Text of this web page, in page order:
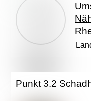
Punkt 3.2